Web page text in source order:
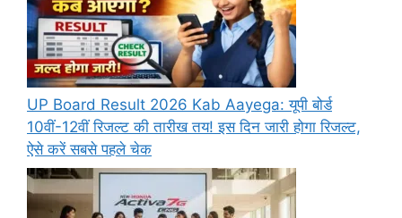
UP Board Result 2026 Kab Aayega: यूपी बोर्ड
10वीं-12वीं रिजल्ट की तारीख तय! इस दिन जारी होगा रिजल्ट,
ऐसे करें सबसे पहले चेक